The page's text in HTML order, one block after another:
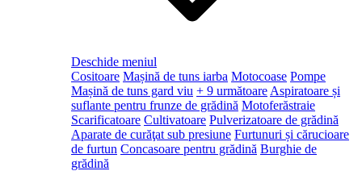
Deschide meniul
Cositoare Mașină de tuns iarba Motocoase Pompe
Mașină de tuns gard viu + 9 următoare Aspiratoare și
suflante pentru frunze de grădină Motoferăstraie
Scarificatoare Cultivatoare Pulverizatoare de grădină
Aparate de curăţat sub presiune Furtunuri și cărucioare
de furtun Concasoare pentru grădină Burghie de
grădină